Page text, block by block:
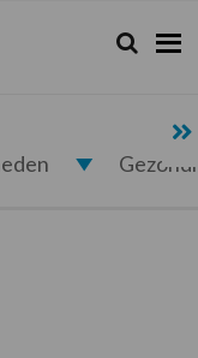
Zoeken...
Zoek